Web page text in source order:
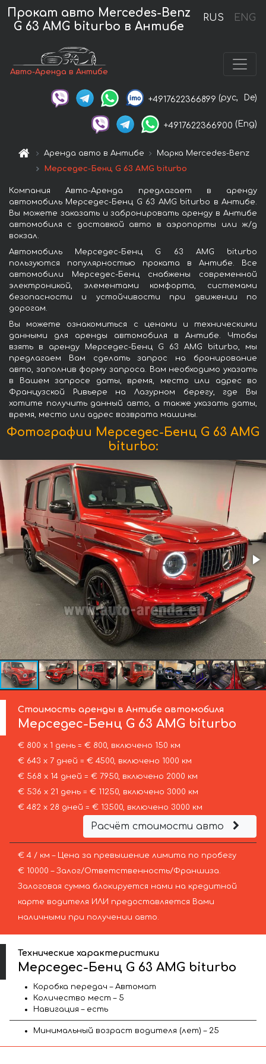
RUS ENG
Прокат авто Mercedes-Benz
G 63 AMG biturbo в Антибе
Авто-Аренда в Антибе
+4917622366899 (рус, De)
+4917622366900 (Eng)
Аренда авто в Антибе
Марка Mercedes-Benz
Мерседес-Бенц G 63 AMG biturbo
Компания Авто-Аренда предлагает в аренду
автомобиль Мерседес-Бенц G 63 AMG biturbo в Антибе.
Вы можете заказать и забронировать аренду в Антибе
автомобиля с доставкой авто в аэропорты или ж/д
вокзал.
Автомобиль Мерседес-Бенц G 63 AMG biturbo
пользуются популярностью проката в Антибе. Все
автомобили Мерседес-Бенц снабжены современной
электроникой, элементами комфорта, системами
безопасности и устойчивости при движении по
дорогам.
Вы можете ознакомиться с ценами и техническими
данными для аренды автомобиля в Антибе. Чтобы
взять в аренду Мерседес-Бенц G 63 AMG biturbo, мы
предлагаем Вам сделать запрос на бронирование
авто, заполнив форму запроса. Вам необходимо указать
в Вашем запросе даты, время, место или адрес во
Французской Ривьере на Лазурном берегу, где Вы
хотите получить данный авто, а также указать даты,
время, место или адрес возврата машины.
Фотографии Мерседес-Бенц G 63 AMG
biturbo:
Стоимость аренды в Антибе автомобиля
Мерседес-Бенц G 63 AMG biturbo
€ 800 х 1 день = € 800, включено 150 км
€ 643 х 7 дней = € 4500, включено 1000 км
€ 568 х 14 дней = € 7950, включено 2000 км
€ 536 х 21 день = € 11250, включено 3000 км
€ 482 х 28 дней = € 13500, включено 3000 км
Расчёт стоимости авто
€ 4 / км – Цена за превышение лимита по пробегу
€ 10000 – Залог/Ответственность/Франшиза.
Залоговая сумма блокируется нами на кредитной
карте водителя ИЛИ предоставляется Вами
наличными при получении авто.
Технические характеристики
Мерседес-Бенц G 63 AMG biturbo
Коробка передач – Автомат
Количество мест – 5
Навигация – есть
Минимальный возраст водителя (лет) – 25